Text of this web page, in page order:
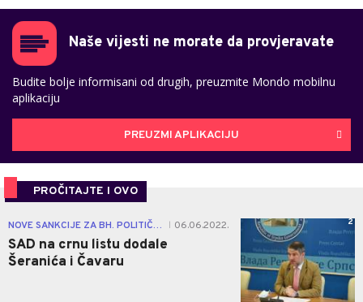
Naše vijesti ne morate da provjeravate
Budite bolje informisani od drugih, preuzmite Mondo mobilnu
aplikaciju
PREUZMI APLIKACIJU
PROČITAJTE I OVO
NOVE SANKCIJE ZA BH. POLITIČARE 06.06.2022.
SAD na crnu listu dodale
Šeranića i Čavaru
2